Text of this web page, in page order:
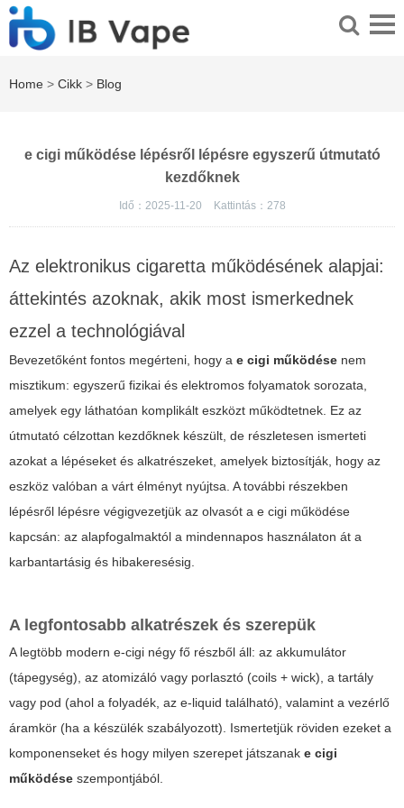
Home > Cikk > Blog
e cigi működése lépésről lépésre egyszerű útmutató
kezdőknek
Idő：2025-11-20 Kattintás： 278
Az elektronikus cigaretta működésének alapjai:
áttekintés azoknak, akik most ismerkednek
ezzel a technológiával
Bevezetőként fontos megérteni, hogy a e cigi működése nem
misztikum: egyszerű fizikai és elektromos folyamatok sorozata,
amelyek egy láthatóan komplikált eszközt működtetnek. Ez az
útmutató célzottan kezdőknek készült, de részletesen ismerteti
azokat a lépéseket és alkatrészeket, amelyek biztosítják, hogy az
eszköz valóban a várt élményt nyújtsa. A további részekben
lépésről lépésre végigvezetjük az olvasót a e cigi működése
kapcsán: az alapfogalmaktól a mindennapos használaton át a
karbantartásig és hibakeresésig.
A legfontosabb alkatrészek és szerepük
A legtöbb modern e-cigi négy fő részből áll: az akkumulátor
(tápegység), az atomizáló vagy porlasztó (coils + wick), a tartály
vagy pod (ahol a folyadék, az e-liquid található), valamint a vezérlő
áramkör (ha a készülék szabályozott). Ismertetjük röviden ezeket a
komponenseket és hogy milyen szerepet játszanak e cigi
működése szempontjából.